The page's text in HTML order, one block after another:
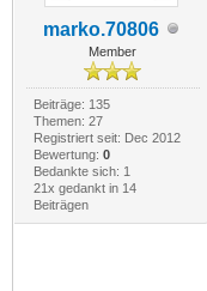
marko.70806
Member
Beiträge: 135
Themen: 27
Registriert seit: Dec 2012
Bewertung: 0
Bedankte sich: 1
21x gedankt in 14
Beiträgen